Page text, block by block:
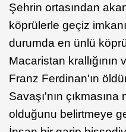
Şehrin ortasından
köprülerle geçiz
durumda en ünlü
Macaristan krallığının
Franz Ferdinan'ın
Savaşı'nın
olduğunu belirtmeye